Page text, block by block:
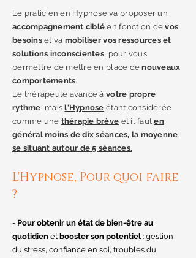
​Le praticien en Hypnose va proposer un
accompagnement ciblé en fonction devos
besoinset va mobiliser vos ressources et
solutions inconscientes, pour vous
permettre de mettre en place denouveaux
comportements.
Le thérapeute avance à votre propre
rythme, maisl'Hypnose étant considérée
comme une thérapie brève et il fauten
général moins de dix séances, la moyenne
se situant autour de 5 séances.
L'Hypnose, Pour quoi faire
?
- Pour obtenir un état de bien-être au
quotidien et booster son potentiel : gestion
du stress, confiance en soi, troubles du